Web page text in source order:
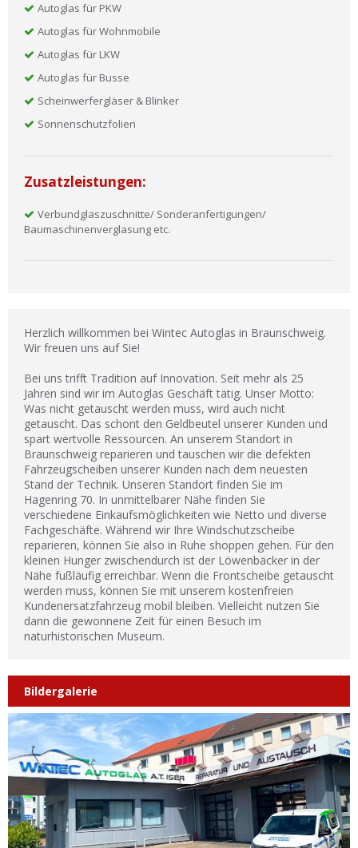
Autoglas für PKW
Autoglas für Wohnmobile
Autoglas für LKW
Autoglas für Busse
Scheinwerfergläser & Blinker
Sonnenschutzfolien
Zusatzleistungen:
Verbundglaszuschnitte/ Sonderanfertigungen/
Baumaschinenverglasung etc.
Herzlich willkommen bei Wintec Autoglas in Braunschweig.
Wir freuen uns auf Sie!
Bei uns trifft Tradition auf Innovation. Seit mehr als 25
Jahren sind wir im Autoglas Geschäft tätig. Unser Motto:
Was nicht getauscht werden muss, wird auch nicht
getauscht. Das schont den Geldbeutel unserer Kunden und
spart wertvolle Ressourcen. An unserem Standort in
Braunschweig reparieren und tauschen wir die defekten
Fahrzeugscheiben unserer Kunden nach dem neuesten
Stand der Technik. Unseren Standort finden Sie im
Hagenring 70. In unmittelbarer Nähe finden Sie
verschiedene Einkaufsmöglichkeiten wie Netto und diverse
Fachgeschäfte. Während wir Ihre Windschutzscheibe
reparieren, können Sie also in Ruhe shoppen gehen. Für den
kleinen Hunger zwischendurch ist der Löwenbäcker in der
Nähe fußläufig erreichbar. Wenn die Frontscheibe getauscht
werden muss, können Sie mit unserem kostenfreien
Kundenersatzfahrzeug mobil bleiben. Vielleicht nutzen Sie
dann die gewonnene Zeit für einen Besuch im
naturhistorischen Museum.
Bildergalerie